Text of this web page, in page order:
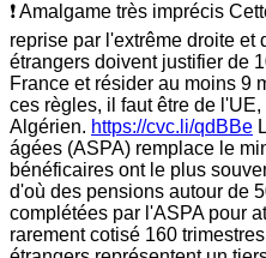
❗ Amalgame très imprécis
reprise par l'extrême droite et
étrangers doivent justifier de
France et résider au moins 9
ces règles, il faut être de
Algérien. https://cvc.li/qdBBe
ágées (ASPA) remplace le
bénéficaires ont le plus
d'où des pensions autour de
complétées par l'ASPA pour
rarement cotisé 160